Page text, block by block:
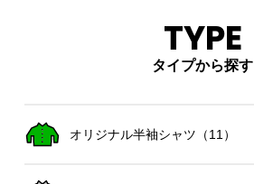
TYPE
タイプから探す
オリジナル半袖シャツ（11）